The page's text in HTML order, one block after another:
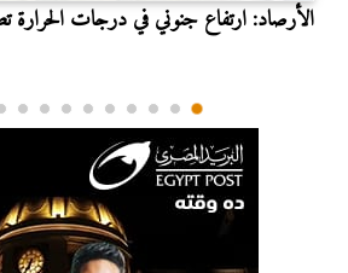
الأرصاد: ارتفاع جنوني في درجات الحرارة تصل لـ 35